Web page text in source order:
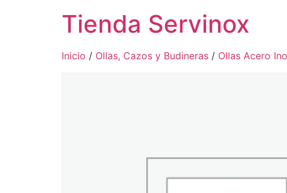
Tienda Servinox
Inicio / Ollas, Cazos y Budineras / Ollas Acero